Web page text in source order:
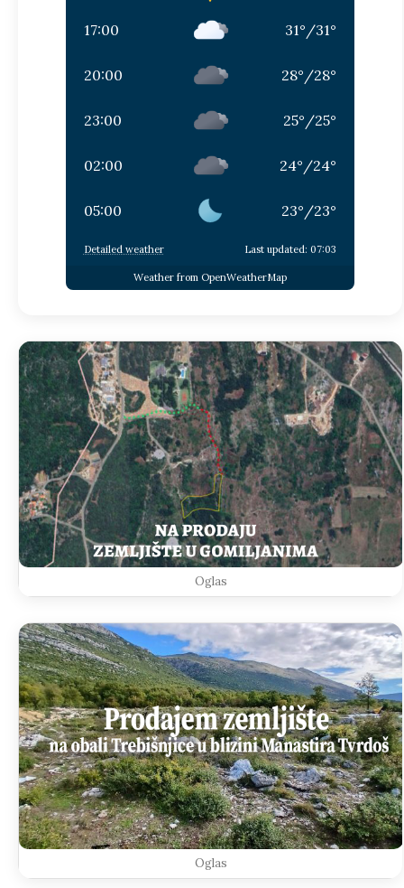
17:00 31° /31°
20:00 28° /28°
23:00 25° /25°
02:00 24° /24°
05:00 23° /23°
Detailed weather Last updated: 07:03
Weather from OpenWeatherMap
Oglas
Oglas